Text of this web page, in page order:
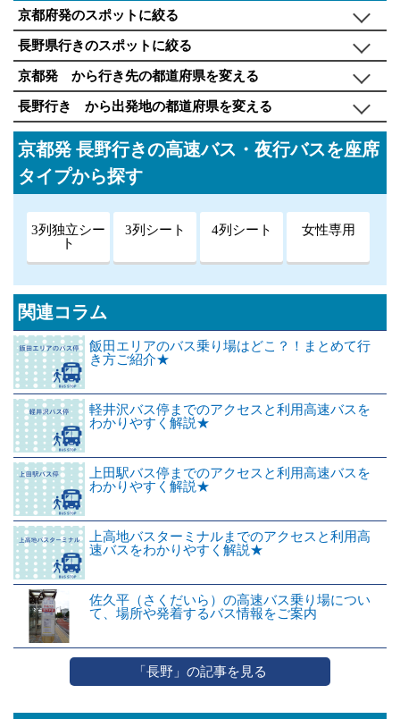
京都府発のスポットに絞る
長野県行きのスポットに絞る
京都発 から行き先の都道府県を変える
長野行き から出発地の都道府県を変える
京都発 長野行きの高速バス・夜行バスを座席
タイプから探す
3列独立シー
ト
3列シート 4列シート 女性専用
関連コラム
飯田エリアのバス乗り場はどこ？！まとめて行
き方ご紹介★
軽井沢バス停までのアクセスと利用高速バスを
わかりやすく解説★
上田駅バス停までのアクセスと利用高速バスを
わかりやすく解説★
上高地バスターミナルまでのアクセスと利用高
速バスをわかりやすく解説★
佐久平（さくだいら）の高速バス乗り場につい
て、場所や発着するバス情報をご案内
「長野」の記事を見る